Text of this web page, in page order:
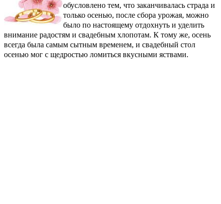
обусловлено тем, что заканчивалась страда и
только осенью, после сбора урожая, можно
было по настоящему отдохнуть и уделить
внимание радостям и свадебным хлопотам. К тому же, осень
всегда была самым сытным временем, и свадебный стол
осенью мог с щедростью ломиться вкусными яствами.